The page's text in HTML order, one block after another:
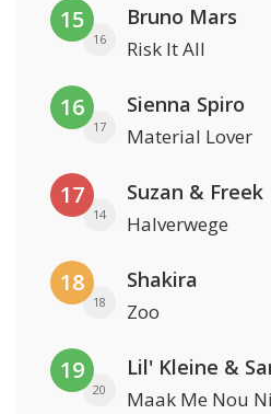
15
16
Bruno Mars
Risk It All
16
17
Sienna Spiro
Material Lover
17
14
Suzan & Freek
Halverwege
18
18
Shakira
Zoo
19
20
Lil' Kleine &
Maak Me Nou